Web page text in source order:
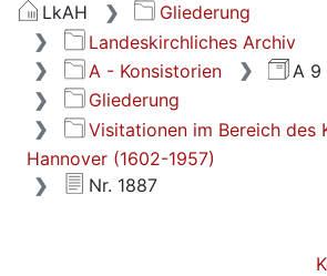
LkAH
Gliederung
Landeskirchliches Archiv
A - Konsistorien
A 9
Gliederung
Visitationen im Bereich des
Hannover (1602-1957)
Nr. 1887